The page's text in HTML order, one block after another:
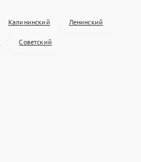
Калининский Ленинский
Советский